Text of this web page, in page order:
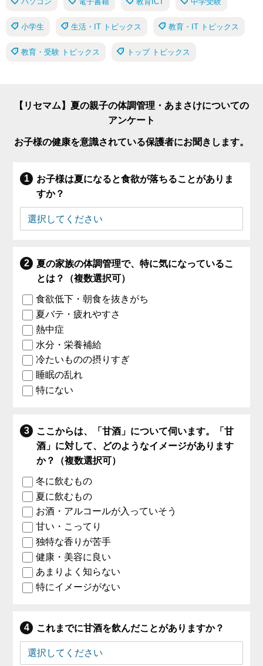
小学生 生活・IT トピックス 教育・IT トピックス
教育・受験 トピックス トップ トピックス
【リセマム】夏の親子の体調管理・あまさけについての
アンケート
お子様の健康を意識されている保護者にお聞きします。
お子様は夏になると食欲が落ちることがありま
すか？
夏の家族の体調管理で、特に気になっているこ
とは？（複数選択可）
食欲低下・朝食を抜きがち
夏バテ・疲れやすさ
熱中症
水分・栄養補給
冷たいものの摂りすぎ
睡眠の乱れ
特にない
ここからは、「甘酒」について伺います。「甘
酒」に対して、どのようなイメージがあります
か？（複数選択可）
冬に飲むもの
夏に飲むもの
お酒・アルコールが入っていそう
甘い・こってり
独特な香りが苦手
健康・美容に良い
あまりよく知らない
特にイメージがない
これまでに甘酒を飲んだことがありますか？